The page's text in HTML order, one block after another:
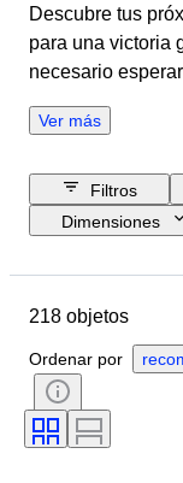
Descubre tus
para una victoria
necesario
Ver más
Filtros
Dimensiones
Objeto
Tema
Firma
Edición
218 objetos
Ordenar por